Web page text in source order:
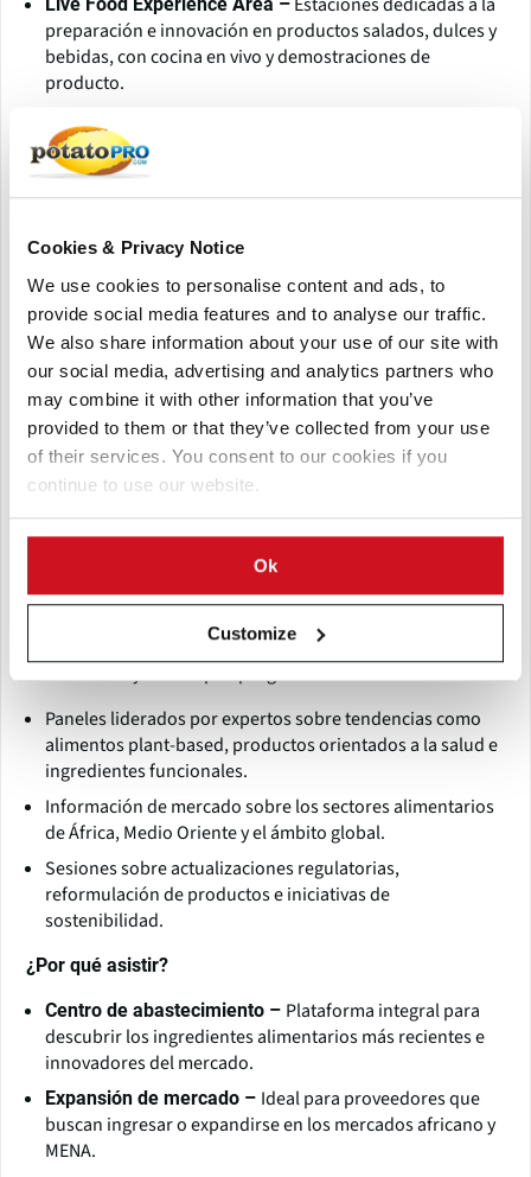
Cookies & Privacy Notice
We use cookies to personalise content and ads, to
provide social media features and to analyse our traffic.
We also share information about your use of our site with
our social media, advertising and analytics partners who
may combine it with other information that you’ve
provided to them or that they’ve collected from your use
of their services. You consent to our cookies if you
continue to use our website.
Ok
Customize
preparación e innovación en productos salados, dulces y
bebidas, con cocina en vivo y demostraciones de
producto.
productos de vanguardia y avances en tecnología
alimentaria.
Destacando prácticas
abastecimiento sostenible.
Networking y oportunidades de negocio
Reuniones de matchmaking curadas – Más de 120
reuniones uno a uno programadas previamente entre
expositores y compradores calificados.
Networking global –Conecta con más de 16.000
visitantes profesionales y más de 400 expositores de más
de 90 países.
Business Hubs –Pabellones nacionales y regionales que
Conocimiento y aprendizaje
Fi Africa incluye un amplio programa de conferencias con:
Paneles liderados por expertos sobre tendencias como
alimentos plant-based, productos orientados a la salud e
ingredientes funcionales.
Información de mercado sobre los sectores alimentarios
de África, Medio Oriente y el ámbito global.
Sesiones sobre actualizaciones regulatorias,
reformulación de productos e iniciativas de
sostenibilidad.
¿Por qué asistir?
Centro de abastecimiento – Plataforma integral para
descubrir los ingredientes alimentarios más recientes e
innovadores del mercado.
Expansión de mercado – Ideal para proveedores que
buscan ingresar o expandirse en los mercados africano y
MENA.